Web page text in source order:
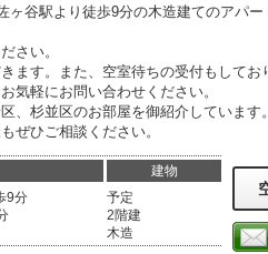
谷駅より徒歩9分の木造建てのアパー
さい。
ます。また、空室待ちの受付もしてお
気軽にお問い合わせください。
、杉並区のお部屋を御紹介しています。
ぜひご相談ください。
建物
9分
予定
2階建
木造